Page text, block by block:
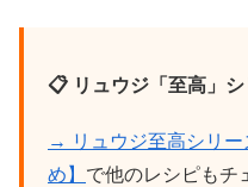
📋 リュウジ「至高」
→ リュウジ至高シリー
め】 で他のレシピもチ